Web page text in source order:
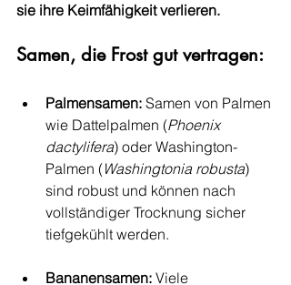
sie ihre Keimfähigkeit verlieren.
Samen, die Frost gut vertragen:
Palmensamen: Samen von Palmen
wie Dattelpalmen (Phoenix
dactylifera) oder Washington-
Palmen (Washingtonia robusta)
sind robust und können nach
vollständiger Trocknung sicher
tiefgekühlt werden.
Bananensamen: Viele